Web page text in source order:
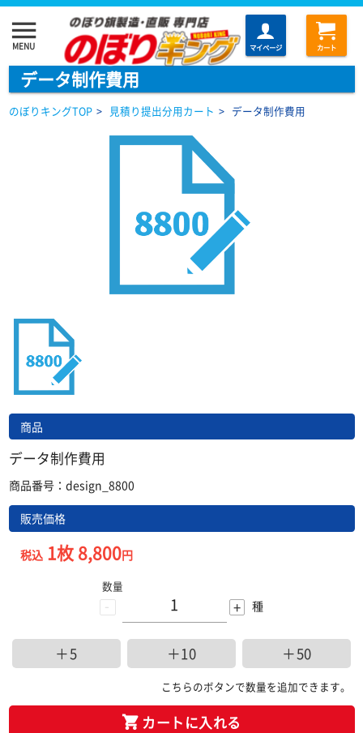
menu
MENU マイページ カート
データ制作費用
のぼりキングTOP > 見積り提出分用カート > データ制作費用
商品
データ制作費用
商品番号：design_8800
販売価格
税込1枚 8,800円
-
数量
+ 種
＋5 ＋10 ＋50
こちらのボタンで数量を追加できます。
カートに入れる